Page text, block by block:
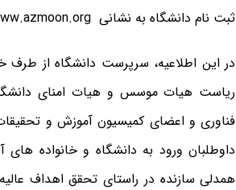
ثبت نام دانشگاه به نشانی
در این اطلاعیه، سرپرست دانشگاه از طرف
ریاست هیات موسس و هیات امنای
فناوری و اعضای کمیسیون آموزش و
داوطلبان ورود به دانشگاه و خانواده
همدلی سازنده در راستای تحقق اهداف